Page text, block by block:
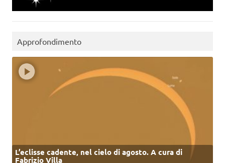
Approfondimento
L’eclisse cadente, nel cielo di agosto. A cura di
Fabrizio Villa